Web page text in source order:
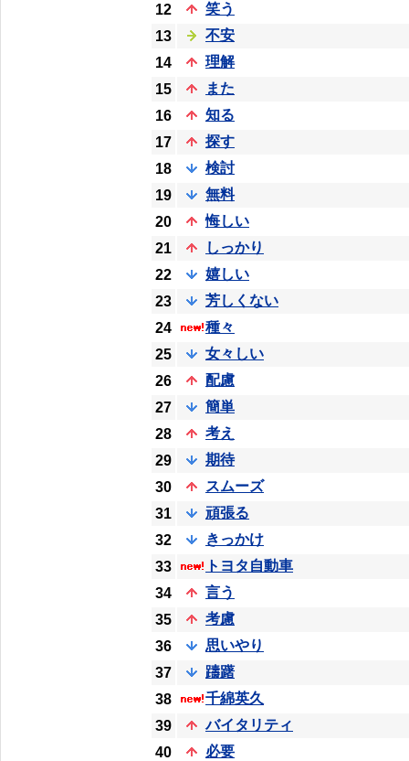
12
笑う
13
不安
14
理解
15
また
16
知る
17
探す
18
検討
19
無料
20
悔しい
21
しっかり
22
嬉しい
23
芳しくない
24
種々
25
女々しい
26
配慮
27
簡単
28
考え
29
期待
30
スムーズ
31
頑張る
32
きっかけ
33
トヨタ自動車
34
言う
35
考慮
36
思いやり
37
躊躇
38
千綿英久
39
バイタリティ
40
必要